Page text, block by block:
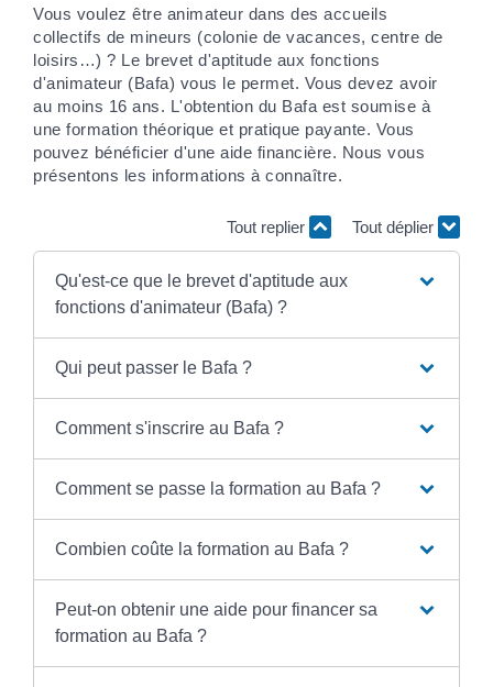
Vous voulez être animateur dans des accueils
collectifs de mineurs (colonie de vacances, centre de
loisirs…) ? Le brevet d'aptitude aux fonctions
d'animateur (Bafa) vous le permet. Vous devez avoir
au moins 16 ans. L'obtention du Bafa est soumise à
une formation théorique et pratique payante. Vous
pouvez bénéficier d'une aide financière. Nous vous
présentons les informations à connaître.
Tout replier Tout déplier
Qu'est-ce que le brevet d'aptitude aux
fonctions d'animateur (Bafa) ?
Qui peut passer le Bafa ?
Comment s'inscrire au Bafa ?
Comment se passe la formation au Bafa ?
Combien coûte la formation au Bafa ?
Peut-on obtenir une aide pour financer sa
formation au Bafa ?